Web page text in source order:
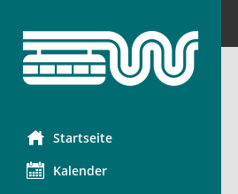
Startseite
Kalender